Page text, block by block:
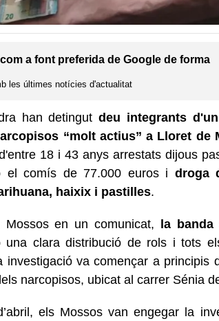
com a font preferida de Google de forma
les últimes notícies d'actualitat
han detingutdeu integrants
“molt actius” a Lloret de
18 i 43 anys arrestats dijous
el comís de 77.000 euros i droga
haixix i pastilles.
Mossos en un comunicat, la banda
una clara distribució de rols i tots
investigació va començar a principis
narcopisos, ubicat al carrer Sénia
els Mossos van engegar la